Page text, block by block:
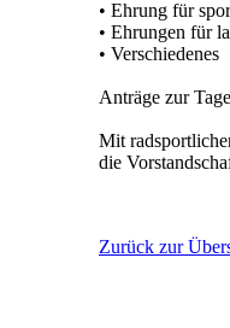
• Ehrung für
• Ehrungen für
• Verschiedenes
Anträge zur
Mit
die
Zurück zur